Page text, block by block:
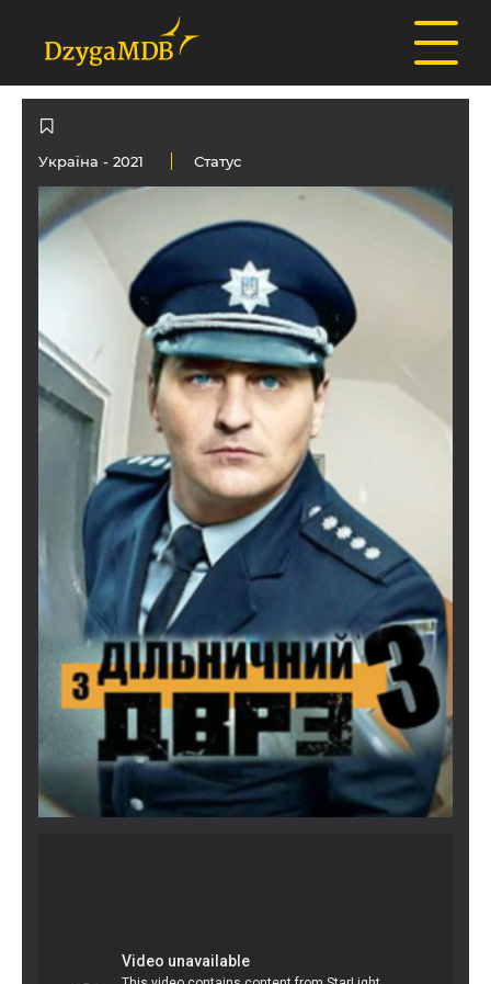
Україна - 2021 Статус